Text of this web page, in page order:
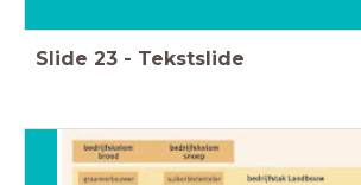
Slide 23 - Tekstslide